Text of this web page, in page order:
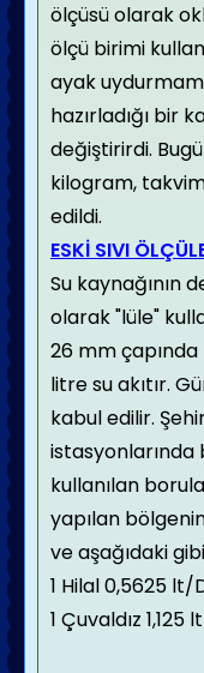
ölçüsü olarak
ölçü birimi
ayak
hazırladığı bir
değiştirirdi.
kilogram,
edildi.
ESKİ SIVI
Su kaynağının
olarak "lüle"
26 mm
litre su akıtır.
kabul edilir.
istasyonlarında
kullanılan
yapılan
ve aşağıdaki
1 Hilal 0,5625
1 Çuvaldız